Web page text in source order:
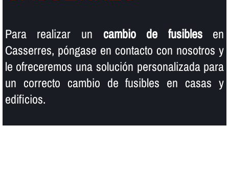
Para realizar un cambio de fusiblesen
Casserres, póngase en contacto con nosotros y
le ofreceremos una solución personalizada para
un correcto cambio de fusibles en casas y
edificios.